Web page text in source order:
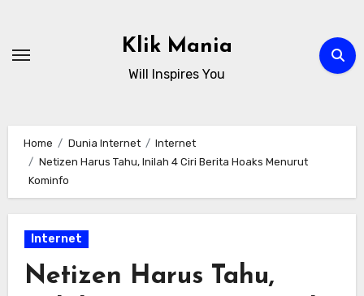
content
Klik Mania
Will Inspires You
Home Dunia Internet
Internet
Netizen Harus Tahu, Inilah 4 Ciri Berita Hoaks Menurut
Kominfo
Internet
Netizen Harus Tahu,